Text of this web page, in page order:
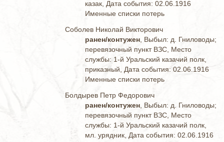
казак, Дата события: 02.06.1916
Именные списки потерь
Соболев Николай Викторович
ранен/контужен , Выбыл: д. Гниловоды;
перевязочный пункт ВЗС, Место
службы: 1-й Уральский казачий полк,
приказный, Дата события: 02.06.1916
Именные списки потерь
Болдырев Петр Федорович
ранен/контужен , Выбыл: д. Гниловоды;
перевязочный пункт ВЗС, Место
службы: 1-й Уральский казачий полк,
мл. урядник, Дата события: 02.06.1916